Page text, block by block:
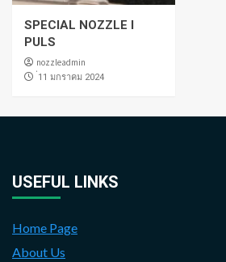
SPECIAL NOZZLE I
PULS
nozzleadmin
่11 มกราคม 2024
USEFUL LINKS
Home Page
About Us